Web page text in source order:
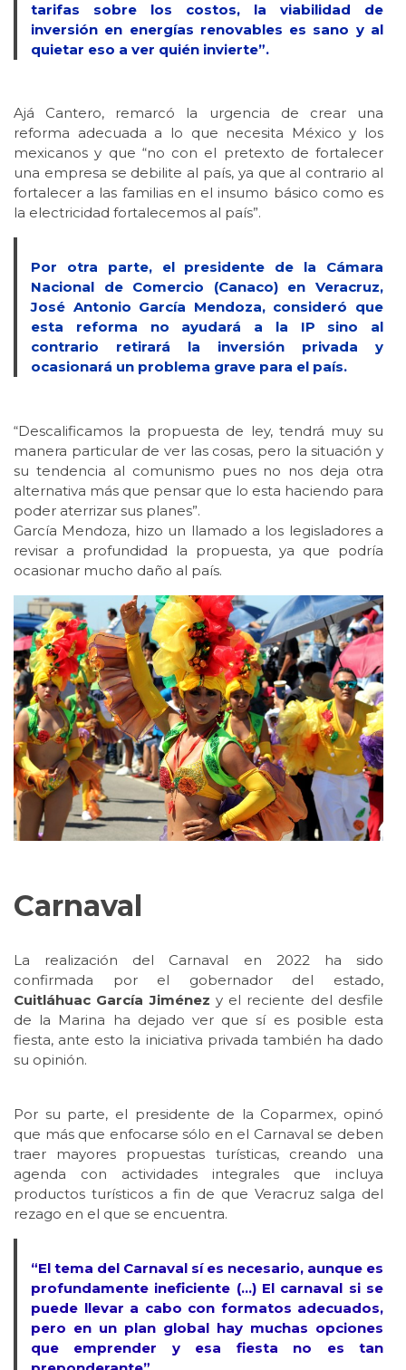
tarifas sobre los costos, la viabilidad de
inversión en energías renovables es sano y al
quietar eso a ver quién invierte”.
Ajá Cantero, remarcó la urgencia de crear una
reforma adecuada a lo que necesita México y los
mexicanos y que “no con el pretexto de fortalecer
una empresa se debilite al país, ya que al contrario al
fortalecer a las familias en el insumo básico como es
la electricidad fortalecemos al país”.
Por otra parte, el presidente de la Cámara
Nacional de Comercio (Canaco) en Veracruz,
José Antonio García Mendoza, consideró que
esta reforma no ayudará a la IP sino al
contrario retirará la inversión privada y
ocasionará un problema grave para el país.
“Descalificamos la propuesta de ley, tendrá muy su
manera particular de ver las cosas, pero la situación y
su tendencia al comunismo pues no nos deja otra
alternativa más que pensar que lo esta haciendo para
poder aterrizar sus planes”.
García Mendoza, hizo un llamado a los legisladores a
revisar a profundidad la propuesta, ya que podría
ocasionar mucho daño al país.
Carnaval
La realización del Carnaval en 2022 ha sido
confirmada por el gobernador del estado,
Cuitláhuac García Jiménez y el reciente del desfile
de la Marina ha dejado ver que sí es posible esta
fiesta, ante esto la iniciativa privada también ha dado
su opinión.
Por su parte, el presidente de la Coparmex, opinó
que más que enfocarse sólo en el Carnaval se deben
traer mayores propuestas turísticas, creando una
agenda con actividades integrales que incluya
productos turísticos a fin de que Veracruz salga del
rezago en el que se encuentra.
“El tema del Carnaval sí es necesario, aunque es
profundamente ineficiente (…) El carnaval si se
puede llevar a cabo con formatos adecuados,
pero en un plan global hay muchas opciones
que emprender y esa fiesta no es tan